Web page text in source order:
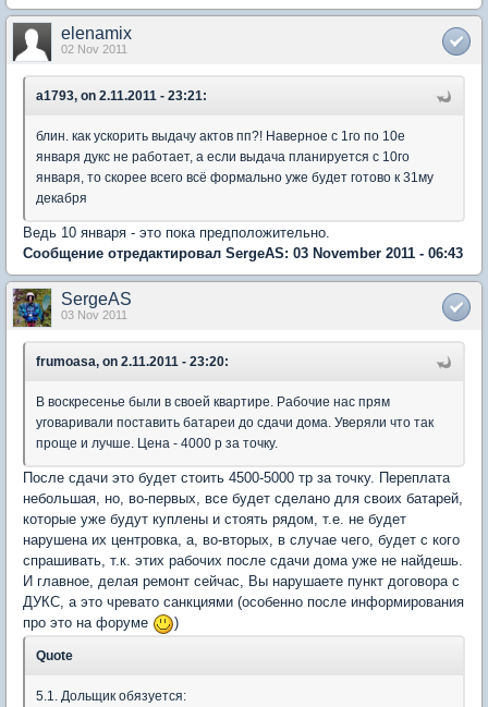
elenamix
02 Nov 2011
a1793, on 2.11.2011 - 23:21:
блин. как ускорить выдачу актов пп?! Наверное с 1го по 10е
января дукс не работает, а если выдача планируется с 10го
января, то скорее всего всё формально уже будет готово к 31му
декабря
Ведь 10 января - это пока предположительно.
Сообщение отредактировал SergeAS: 03 November 2011 - 06:43
SergeAS
03 Nov 2011
frumoasa, on 2.11.2011 - 23:20:
В воскресенье были в своей квартире. Рабочие нас прям
уговаривали поставить батареи до сдачи дома. Уверяли что так
проще и лучше. Цена - 4000 р за точку.
После сдачи это будет стоить 4500-5000 тр за точку. Переплата
небольшая, но, во-первых, все будет сделано для своих батарей,
которые уже будут куплены и стоять рядом, т.е. не будет
нарушена их центровка, а, во-вторых, в случае чего, будет с кого
спрашивать, т.к. этих рабочих после сдачи дома уже не найдешь.
И главное, делая ремонт сейчас, Вы нарушаете пункт договора с
ДУКС, а это чревато санкциями (особенно после информирования
про это на форуме
)
Quote
5.1. Дольщик обязуется: